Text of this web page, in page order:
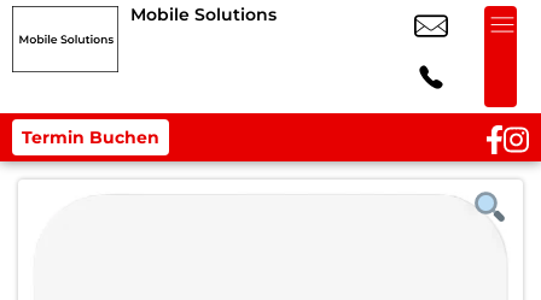
Mobile Solutions
Termin Buchen